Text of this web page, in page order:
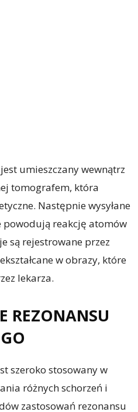
umieszczany wewnątrz
tomografem, która
Następnie wysyłane
reakcję atomów
są rejestrowane przez
w obrazy, które
lekarza.
REZONANSU
szeroko stosowany w
różnych schorzeń i
zastosowań rezonansu